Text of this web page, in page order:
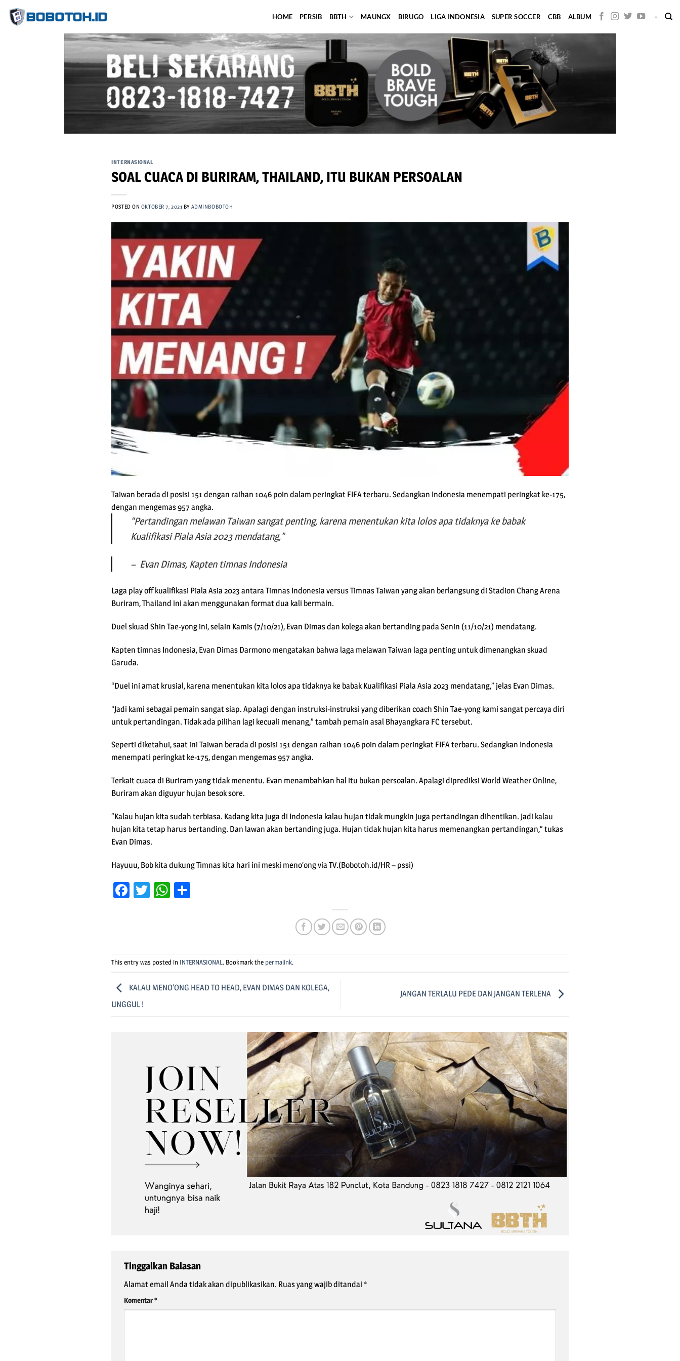
HOME PERSIB BBTH MAUNGX BIRUGO LIGA INDONESIA SUPER SOCCER CBB ALBUM -
INTERNASIONAL
SOAL CUACA DI BURIRAM, THAILAND, ITU BUKAN PERSOALAN
POSTED ON OKTOBER 7, 2021 BY ADMINBOBOTOH
Taiwan berada di posisi 151 dengan raihan 1046 poin dalam peringkat FIFA terbaru. Sedangkan Indonesia menempati peringkat ke-175,
dengan mengemas 957 angka.
“Pertandingan melawan Taiwan sangat penting, karena menentukan kita lolos apa tidaknya ke babak
Kualifikasi Piala Asia 2023 mendatang,”
– Evan Dimas, Kapten timnas Indonesia
Laga play off kualifikasi Piala Asia 2023 antara Timnas Indonesia versus Timnas Taiwan yang akan berlangsung di Stadion Chang Arena
Buriram, Thailand ini akan menggunakan format dua kali bermain.
Duel skuad Shin Tae-yong ini, selain Kamis (7/10/21), Evan Dimas dan kolega akan bertanding pada Senin (11/10/21) mendatang.
Kapten timnas Indonesia, Evan Dimas Darmono mengatakan bahwa laga melawan Taiwan laga penting untuk dimenangkan skuad
Garuda.
“Duel ini amat krusial, karena menentukan kita lolos apa tidaknya ke babak Kualifikasi Piala Asia 2023 mendatang,” jelas Evan Dimas.
“Jadi kami sebagai pemain sangat siap. Apalagi dengan instruksi-instruksi yang diberikan coach Shin Tae-yong kami sangat percaya diri
untuk pertandingan. Tidak ada pilihan lagi kecuali menang,” tambah pemain asal Bhayangkara FC tersebut.
Seperti diketahui, saat ini Taiwan berada di posisi 151 dengan raihan 1046 poin dalam peringkat FIFA terbaru. Sedangkan Indonesia
menempati peringkat ke-175, dengan mengemas 957 angka.
Terkait cuaca di Buriram yang tidak menentu. Evan menambahkan hal itu bukan persoalan. Apalagi diprediksi World Weather Online,
Buriram akan diguyur hujan besok sore.
“Kalau hujan kita sudah terbiasa. Kadang kita juga di Indonesia kalau hujan tidak mungkin juga pertandingan dihentikan. Jadi kalau
hujan kita tetap harus bertanding. Dan lawan akan bertanding juga. Hujan tidak hujan kita harus memenangkan pertandingan,” tukas
Evan Dimas.
Hayuuu, Bob kita dukung Timnas kita hari ini meski meno’ong via TV.(Bobotoh.id/HR – pssi)
Facebook
TwitterWhatsApp
This entry was posted in INTERNASIONAL. Bookmark the permalink.
KALAU MENO’ONG HEAD TO HEAD, EVAN DIMAS DAN KOLEGA,
UNGGUL !
JANGAN TERLALU PEDE DAN JANGAN TERLENA
Tinggalkan Balasan
Alamat email Anda tidak akan dipublikasikan. Ruas yang wajib ditandai*
Komentar*